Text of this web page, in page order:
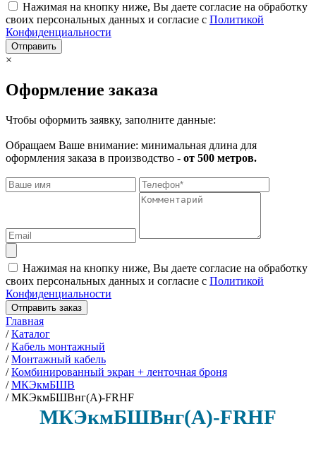
Нажимая на кнопку ниже, Вы даете согласие на обработку
своих персональных данных и согласие с Политикой
Конфиденциальности
Отправить
×
Оформление заказа
Чтобы оформить заявку, заполните данные:
Обращаем Ваше внимание: минимальная длина для
оформления заказа в производство - от 500 метров.
Нажимая на кнопку ниже, Вы даете согласие на обработку
своих персональных данных и согласие с Политикой
Конфиденциальности
Отправить заказ
Главная
/Каталог
/Кабель монтажный
/Монтажный кабель
/Комбинированный экран + ленточная броня
/МКЭкмБШВ
/МКЭкмБШВнг(А)-FRHF
МКЭкмБШВнг(А)-FRHF